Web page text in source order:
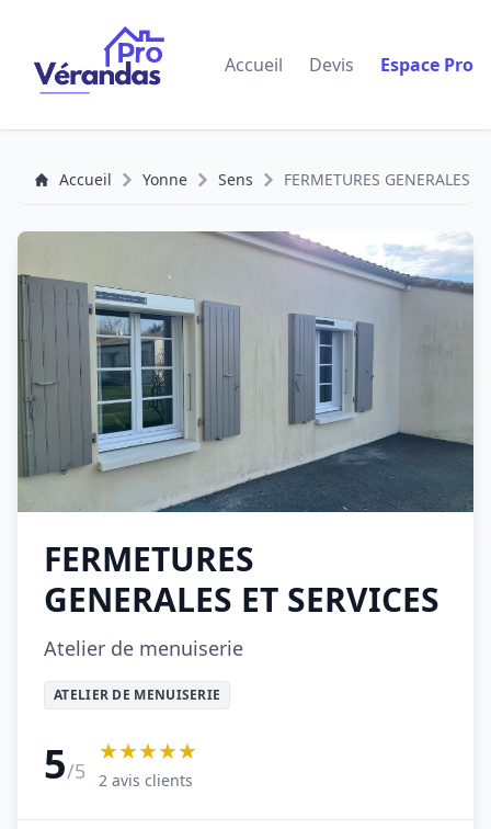
Accueil Devis Espace Pro
Accueil Yonne Sens FERMETURES GENERALES
FERMETURES
GENERALES ET SERVICES
Atelier de menuiserie
ATELIER DE MENUISERIE
5/5
★★★★★
2 avis clients